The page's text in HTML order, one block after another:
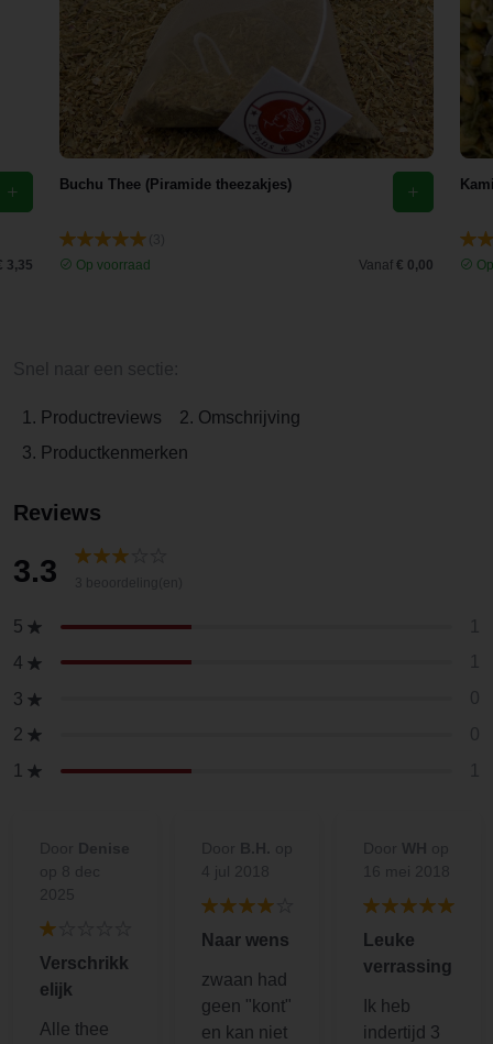
3,35
Buchu Thee (Piramide theezakjes)
Op voorraad
Vanaf € 0,00
1. Productreviews
2. Omschrijving
3. Productkenmerken
Reviews
3.3
5
4
3
2
1
Verschrikk
elijk
Alle thee
Naar wens
zwaan had
geen "kont"
en kan niet
Leuke
verrassing
Ik heb
indertijd 3